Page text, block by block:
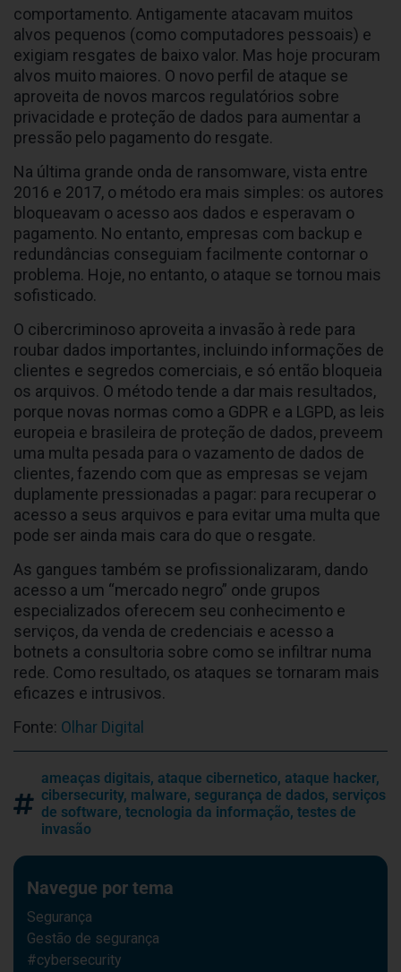
comportamento. Antigamente atacavam muitos
alvos pequenos (como computadores pessoais) e
exigiam resgates de baixo valor. Mas hoje procuram
alvos muito maiores. O novo perfil de ataque se
aproveita de novos marcos regulatórios sobre
privacidade e proteção de dados para aumentar a
pressão pelo pagamento do resgate.
Na última grande onda de ransomware, vista entre
2016 e 2017, o método era mais simples: os autores
bloqueavam o acesso aos dados e esperavam o
pagamento. No entanto, empresas com backup e
redundâncias conseguiam facilmente contornar o
problema. Hoje, no entanto, o ataque se tornou mais
sofisticado.
O cibercriminoso aproveita a invasão à rede para
roubar dados importantes, incluindo informações de
clientes e segredos comerciais, e só então bloqueia
os arquivos. O método tende a dar mais resultados,
porque novas normas como a GDPR e a LGPD, as leis
europeia e brasileira de proteção de dados, preveem
uma multa pesada para o vazamento de dados de
clientes, fazendo com que as empresas se vejam
duplamente pressionadas a pagar: para recuperar o
acesso a seus arquivos e para evitar uma multa que
pode ser ainda mais cara do que o resgate.
As gangues também se profissionalizaram, dando
acesso a um “mercado negro” onde grupos
especializados oferecem seu conhecimento e
serviços, da venda de credenciais e acesso a
botnets a consultoria sobre como se infiltrar numa
rede. Como resultado, os ataques se tornaram mais
eficazes e intrusivos.
Fonte: Olhar Digital
ameaças digitais, ataque cibernetico, ataque hacker,
cibersecurity, malware, segurança de dados, serviços
de software, tecnologia da informação, testes de
invasão
Navegue por tema
Segurança
Gestão de segurança
#cybersecurity